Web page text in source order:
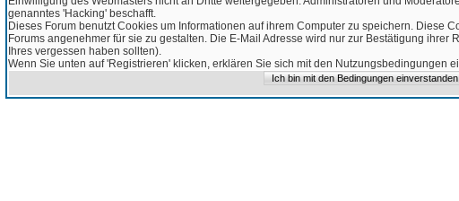
genanntes 'Hacking' beschafft.
Dieses Forum benutzt Cookies um Informationen auf ihrem Computer zu speichern.
Forums angenehmer für sie zu gestalten. Die E-Mail Adresse wird nur zur Bestätigung
Ihres vergessen haben sollten).
Wenn Sie unten auf 'Registrieren' klicken, erklären Sie sich mit den Nutzungsbedingungen